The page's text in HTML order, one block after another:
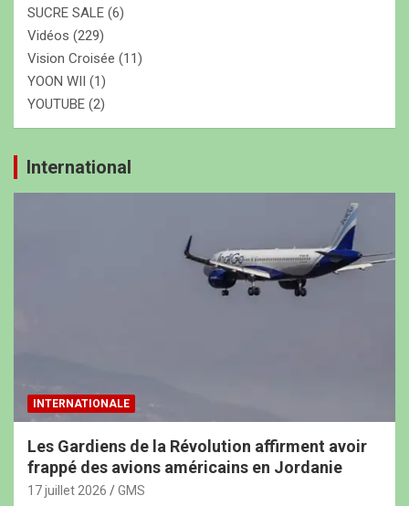
SUCRE SALE (6)
Vidéos (229)
Vision Croisée (11)
YOON WII
(1)
YOUTUBE (2)
International
INTERNATIONALE
Les Gardiens de la Révolution affirment avoir
frappé des avions américains en Jordanie
17 juillet 2026 GMS